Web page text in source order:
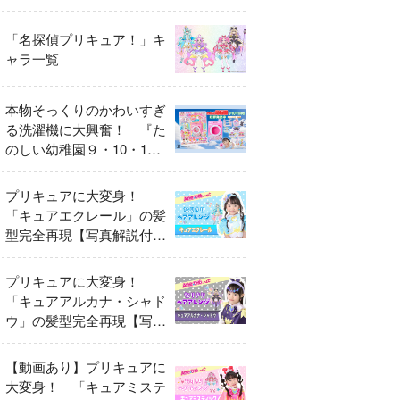
異変
「名探偵プリキュア！」キ
ャラ一覧
本物そっくりのかわいすぎ
る洗濯機に大興奮！ 『た
のしい幼稚園９・10・11
月号』だけのオリジナル付
録「プリキュア くるくる
せんたくき」
プリキュアに大変身！
「キュアエクレール」の髪
型完全再現【写真解説付
き】
プリキュアに大変身！
「キュアアルカナ・シャド
ウ」の髪型完全再現【写真
解説付き】
【動画あり】プリキュアに
大変身！ 「キュアミステ